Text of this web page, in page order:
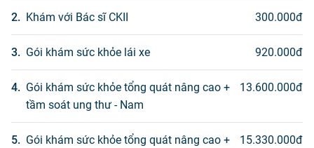
2. Khám với Bác sĩ CKII 300.000đ
3. Gói khám sức khỏe lái xe 920.000đ
4. Gói khám sức khỏe tổng quát nâng cao +
tầm soát ung thư - Nam
13.600.000đ
5. Gói khám sức khỏe tổng quát nâng cao +
15.330.000đ